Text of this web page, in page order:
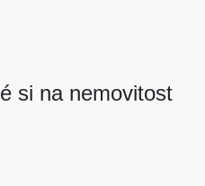
si na nemovitost